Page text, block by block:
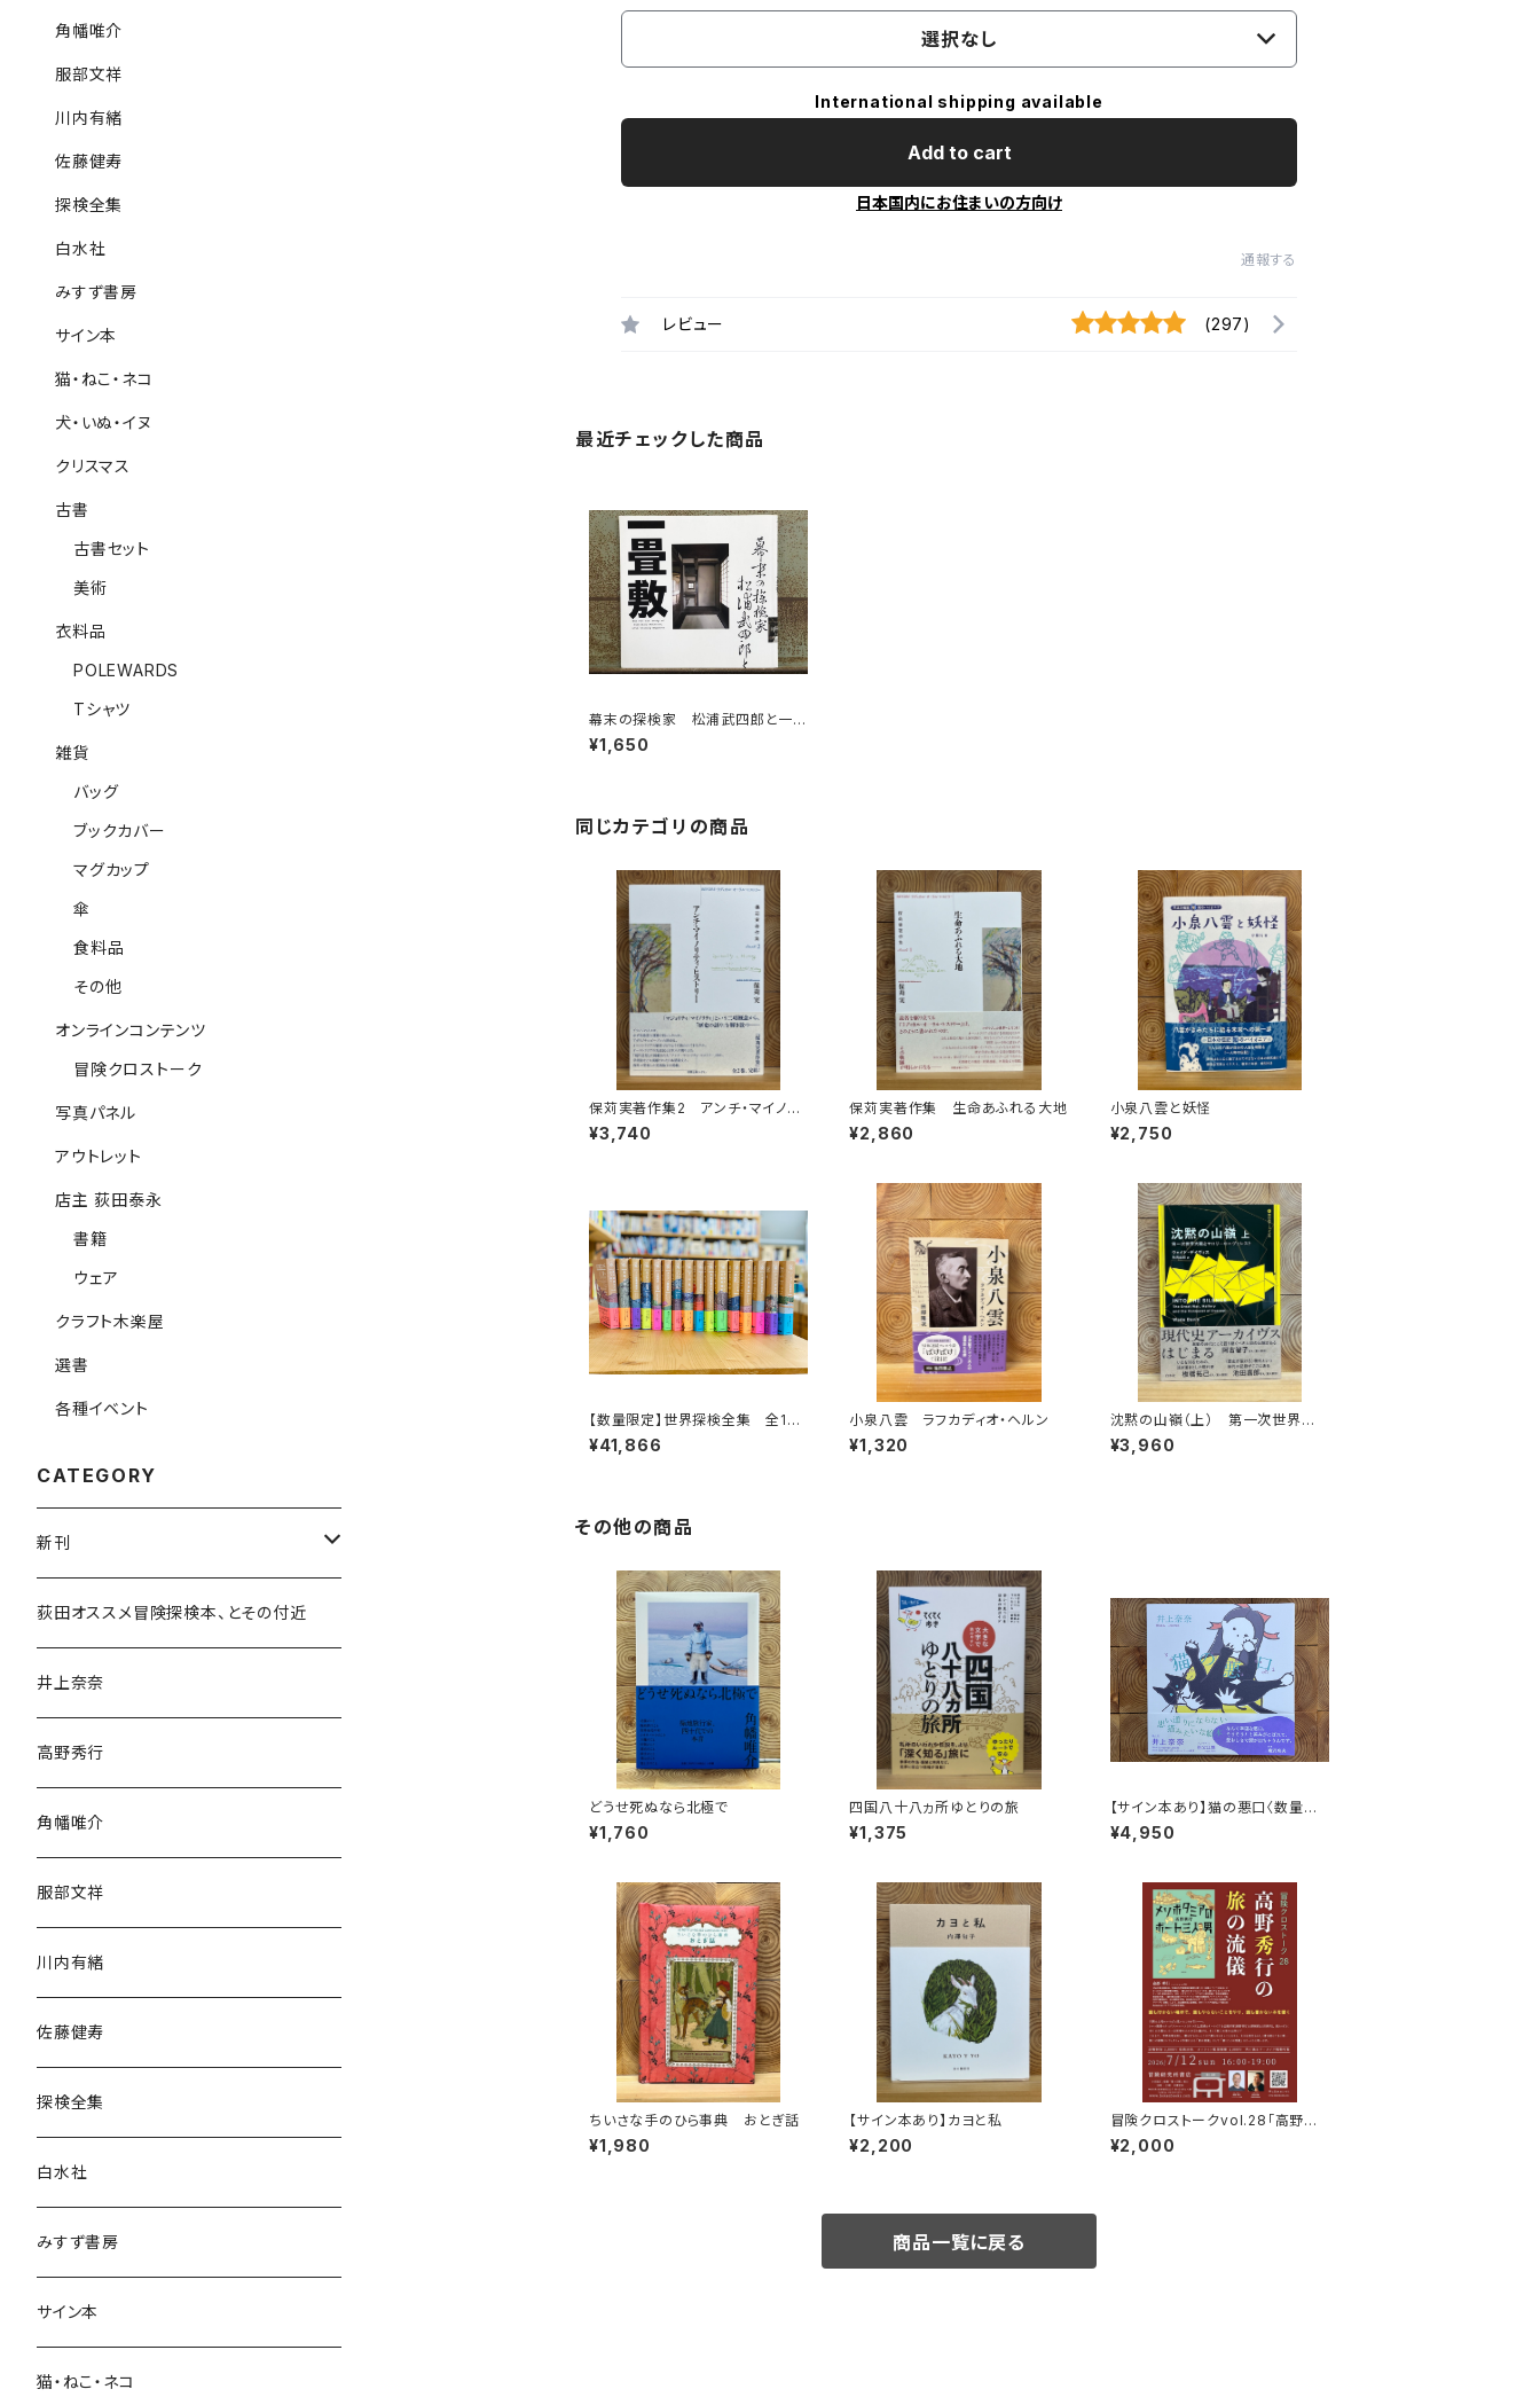
選択なし
International shipping available
Add to cart
日本国内にお住まいの方向け
通報する
レビュー (297)
最近チェックした商品
幕末の探検家 松浦武四郎と一畳
敷
¥1,650
同じカテゴリの商品
保苅実著作集2 アンチ・マイノリ
ティ・ヒストリー
¥3,740
保苅実著作集 生命あふれる大地
¥2,860
小泉八雲と妖怪
¥2,750
【数量限定】世界探検全集 全16
巻＋全巻購入特典「第17巻（非売
品）」【当店限定】
¥41,866
小泉八雲 ラフカディオ・ヘルン
¥1,320
沈黙の山嶺（上） 第一次世界大
戦とマロリーのエヴェレスト
¥3,960
その他の商品
どうせ死ぬなら北極で
¥1,760
四国八十八ヵ所ゆとりの旅
¥1,375
【サイン本あり】猫の悪口〈数量限
定・オリジナルトート付き〉
¥4,950
ちいさな手のひら事典 おとぎ話
¥1,980
【サイン本あり】カヨと私
¥2,200
冒険クロストークvol.28「高野秀
行の旅の流儀」録画視聴権
¥2,000
商品一覧に戻る
角幡唯介
服部文祥
川内有緒
佐藤健寿
探検全集
白水社
みすず書房
サイン本
猫・ねこ・ネコ
犬・いぬ・イヌ
クリスマス
古書
古書セット
美術
衣料品
POLEWARDS
Tシャツ
雑貨
バッグ
ブックカバー
マグカップ
傘
食料品
その他
オンラインコンテンツ
冒険クロストーク
写真パネル
アウトレット
店主 荻田泰永
書籍
ウェア
クラフト木楽屋
選書
各種イベント
CATEGORY
新刊
和書
文学・小説・物語
随筆・ノンフィクション・その他
民族・風習
言語・ことば
荻田オススメ冒険探検本、とその付近
井上奈奈
高野秀行
角幡唯介
服部文祥
川内有緒
佐藤健寿
探検全集
白水社
みすず書房
サイン本
猫・ねこ・ネコ